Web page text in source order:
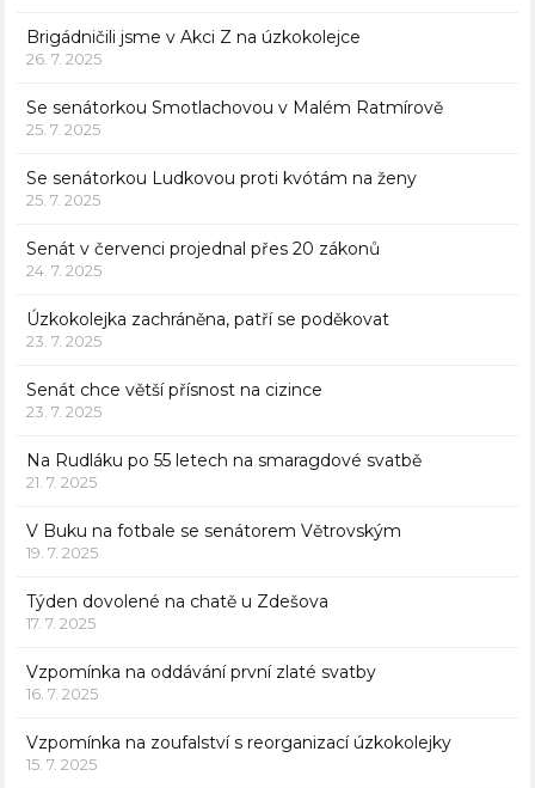
Brigádničili jsme v Akci Z na úzkokolejce
26. 7. 2025
Se senátorkou Smotlachovou v Malém Ratmírově
25. 7. 2025
Se senátorkou Ludkovou proti kvótám na ženy
25. 7. 2025
Senát v červenci projednal přes 20 zákonů
24. 7. 2025
Úzkokolejka zachráněna, patří se poděkovat
23. 7. 2025
Senát chce větší přísnost na cizince
23. 7. 2025
Na Rudláku po 55 letech na smaragdové svatbě
21. 7. 2025
V Buku na fotbale se senátorem Větrovským
19. 7. 2025
Týden dovolené na chatě u Zdešova
17. 7. 2025
Vzpomínka na oddávání první zlaté svatby
16. 7. 2025
Vzpomínka na zoufalství s reorganizací úzkokolejky
15. 7. 2025